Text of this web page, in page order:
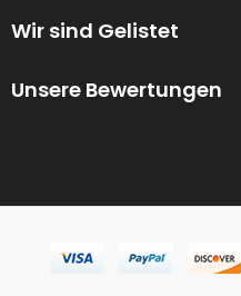
Wir sind Gelistet
Unsere Bewertungen